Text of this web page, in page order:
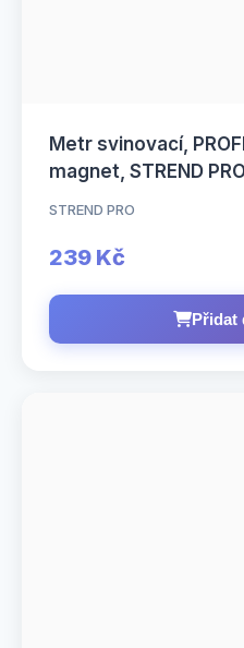
Metr svinovací,
magnet, STREND
STREND PRO
239 Kč
Přidat